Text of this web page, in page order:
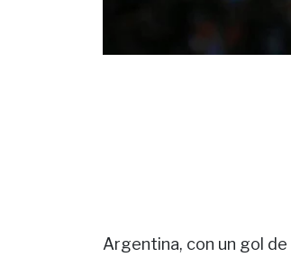
Argentina, con un gol de